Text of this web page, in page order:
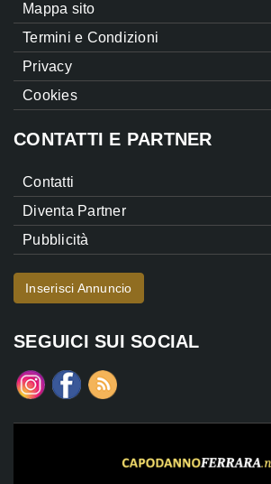
Mappa sito
Termini e Condizioni
Privacy
Cookies
CONTATTI E PARTNER
Contatti
Diventa Partner
Pubblicità
Inserisci Annuncio
SEGUICI SUI SOCIAL